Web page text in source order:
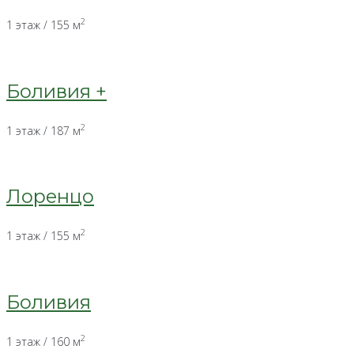
1 этаж / 155 м2
Боливия +
1 этаж / 187 м2
Лоренцо
1 этаж / 155 м2
Боливия
1 этаж / 160 м2